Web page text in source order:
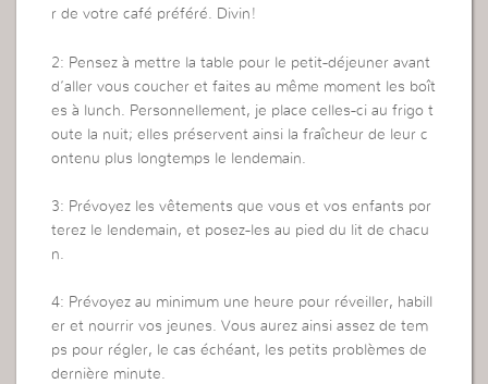
r de votre café préféré. Divin!
2: Pensez à mettre la table pour le petit-déjeuner avant
d’aller vous coucher et faites au même moment les boît
es à lunch. Personnellement, je place celles-ci au frigo t
oute la nuit; elles préservent ainsi la fraîcheur de leur c
ontenu plus longtemps le lendemain.
3: Prévoyez les vêtements que vous et vos enfants por
terez le lendemain, et posez-les au pied du lit de chacu
n.
4: Prévoyez au minimum une heure pour réveiller, habill
er et nourrir vos jeunes. Vous aurez ainsi assez de tem
ps pour régler, le cas échéant, les petits problèmes de
dernière minute.